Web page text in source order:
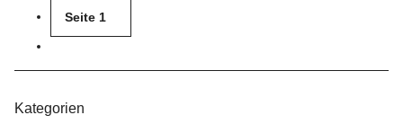
Seite 1
Kategorien